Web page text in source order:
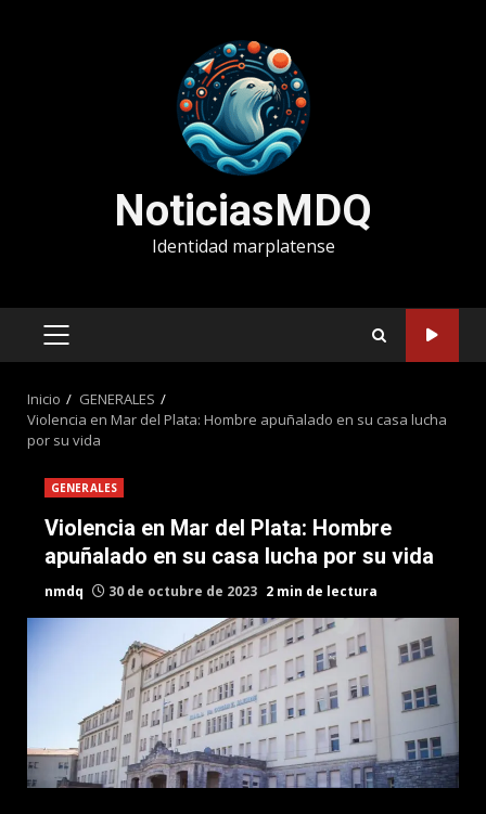
NoticiasMDQ
Identidad marplatense
MENÚ
Inicio
GENERALES
Violencia en Mar del Plata: Hombre apuñalado en su casa lucha
por su vida
GENERALES
Violencia en Mar del Plata: Hombre
apuñalado en su casa lucha por su vida
nmdq 30 de octubre de 2023 2 min de lectura